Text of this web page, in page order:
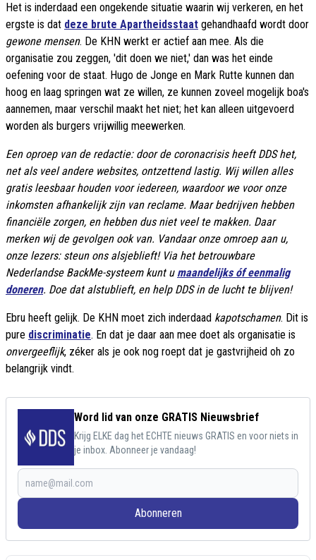
Het is inderdaad een ongekende situatie waarin wij verkeren, en het
ergste is dat deze brute Apartheidsstaat gehandhaafd wordt door
gewone mensen. De KHN werkt er actief aan mee. Als die
organisatie zou zeggen, 'dit doen we niet,' dan was het einde
oefening voor de staat. Hugo de Jonge en Mark Rutte kunnen dan
hoog en laag springen wat ze willen, ze kunnen zoveel mogelijk boa's
aannemen, maar verschil maakt het niet; het kan alleen uitgevoerd
worden als burgers vrijwillig meewerken.
Een oproep van de redactie: door de coronacrisis heeft DDS het,
net als veel andere websites, ontzettend lastig. Wij willen alles
gratis leesbaar houden voor iedereen, waardoor we voor onze
inkomsten afhankelijk zijn van reclame. Maar bedrijven hebben
financiële zorgen, en hebben dus niet veel te makken. Daar
merken wij de gevolgen ook van. Vandaar onze omroep aan u,
onze lezers: steun ons alsjeblieft! Via het betrouwbare
Nederlandse BackMe-systeem kunt u maandelijks óf eenmalig
doneren. Doe dat alstublieft, en help DDS in de lucht te blijven!
Ebru heeft gelijk. De KHN moet zich inderdaad kapotschamen. Dit is
pure discriminatie. En dat je daar aan mee doet als organisatie is
onvergeeflijk, zéker als je ook nog roept dat je gastvrijheid oh zo
belangrijk vindt.
Word lid van onze GRATIS Nieuwsbrief
Krijg ELKE dag het ECHTE nieuws GRATIS en voor niets in
je inbox. Abonneer je vandaag!
Abonneren